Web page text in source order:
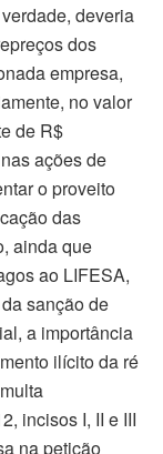
deveria
dos
empresa,
no valor
de R$
ações de
o proveito
das
ainda que
ao LIFESA,
sanção de
a importância
ilícito da ré
incisos I, II e III
na petição